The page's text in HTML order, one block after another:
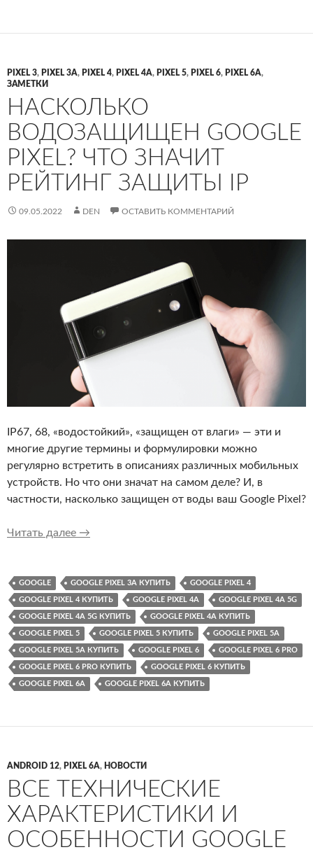
PIXEL 3, PIXEL 3A, PIXEL 4, PIXEL 4A, PIXEL 5, PIXEL 6, PIXEL 6A,
ЗАМЕТКИ
НАСКОЛЬКО
ВОДОЗАЩИЩЕН GOOGLE
PIXEL? ЧТО ЗНАЧИТ
РЕЙТИНГ ЗАЩИТЫ IP
09.05.2022 DEN ОСТАВИТЬ КОММЕНТАРИЙ
IP67, 68, «водостойкий», «защищен от влаги» — эти и
многие другие термины и формулировки можно
регулярно встретить в описаниях различных мобильных
устройств. Но что они значат на самом деле? И, в
частности, насколько защищен от воды ваш Google Pixel?
Читать далее Насколько водозащищен Google Pixel? Что
→
GOOGLE GOOGLE PIXEL 3A КУПИТЬ GOOGLE PIXEL 4
GOOGLE PIXEL 4 КУПИТЬ GOOGLE PIXEL 4A GOOGLE PIXEL 4A 5G
GOOGLE PIXEL 4A 5G КУПИТЬ GOOGLE PIXEL 4A КУПИТЬ
GOOGLE PIXEL 5 GOOGLE PIXEL 5 КУПИТЬ GOOGLE PIXEL 5A
GOOGLE PIXEL 5A КУПИТЬ GOOGLE PIXEL 6 GOOGLE PIXEL 6 PRO
GOOGLE PIXEL 6 PRO КУПИТЬ GOOGLE PIXEL 6 КУПИТЬ
GOOGLE PIXEL 6A GOOGLE PIXEL 6A КУПИТЬ
ANDROID 12, PIXEL 6A, НОВОСТИ
ВСЕ ТЕХНИЧЕСКИЕ
ХАРАКТЕРИСТИКИ И
ОСОБЕННОСТИ GOOGLE